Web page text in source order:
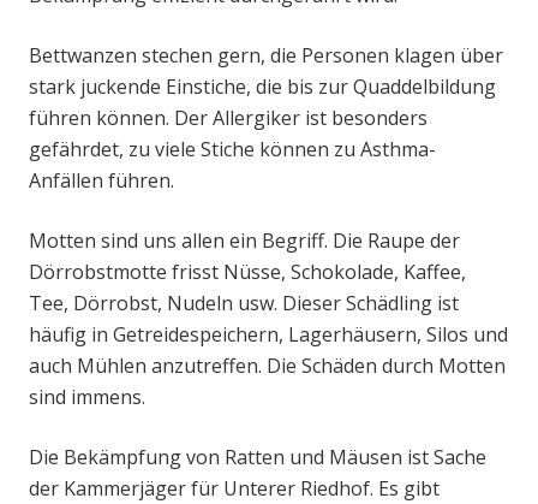
Bettwanzen stechen gern, die Personen klagen über
stark juckende Einstiche, die bis zur Quaddelbildung
führen können. Der Allergiker ist besonders
gefährdet, zu viele Stiche können zu Asthma-
Anfällen führen.
Motten sind uns allen ein Begriff. Die Raupe der
Dörrobstmotte frisst Nüsse, Schokolade, Kaffee,
Tee, Dörrobst, Nudeln usw. Dieser Schädling ist
häufig in Getreidespeichern, Lagerhäusern, Silos und
auch Mühlen anzutreffen. Die Schäden durch Motten
sind immens.
Die Bekämpfung von Ratten und Mäusen ist Sache
der Kammerjäger für Unterer Riedhof. Es gibt